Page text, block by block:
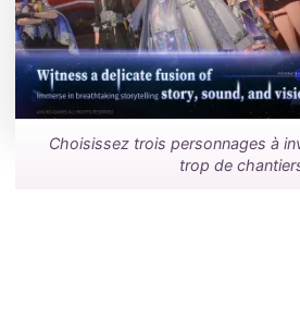
Choisissez trois personnages à
trop de